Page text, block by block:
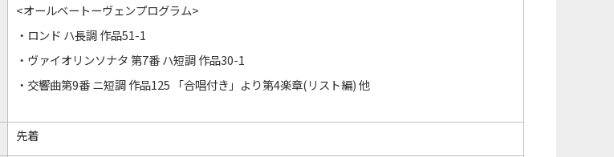
<オールベートーヴェンプログラム>
・ロンド ハ長調 作品51-1
・ヴァイオリンソナタ 第7番 ハ短調 作品30-1
・交響曲第9番 ニ短調 作品125 「合唱付き」より第4楽章(リスト編) 他
先着